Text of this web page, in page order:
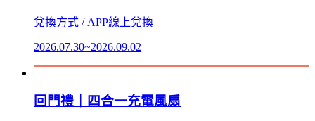
兌換方式 / APP線上兌換
2026.07.30~2026.09.02
回門禮｜四合一充電風扇